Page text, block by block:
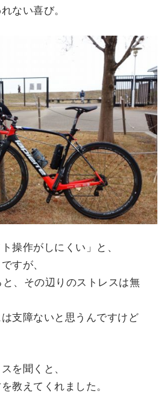
ない喜び。
操作がしにくい」と、
すが、
、その辺りのストレスは無
支障ないと思うんですけど
を聞くと、
教えてくれました。